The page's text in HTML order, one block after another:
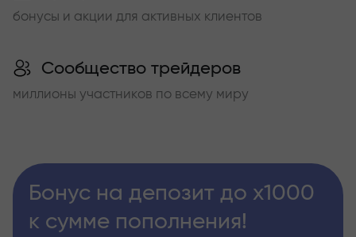
бонусы и акции для активных клиентов
Сообщество трейдеров
миллионы участников по всему миру
Бонус на депозит до х1000
к сумме пополнения!